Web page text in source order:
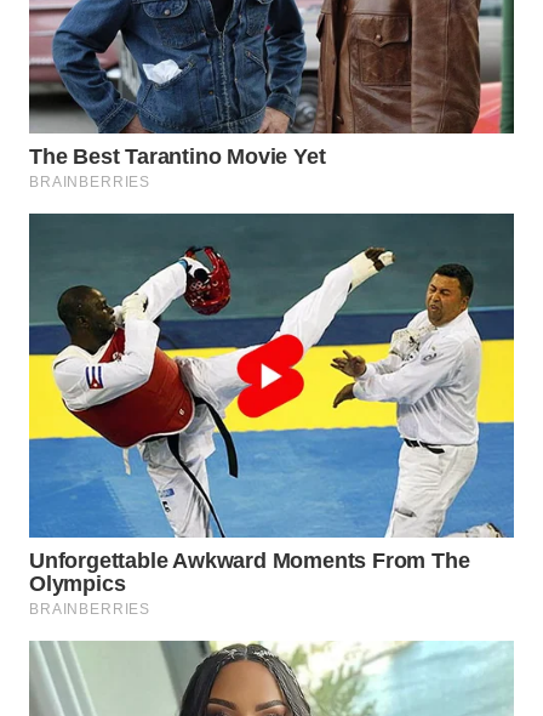
WN
NIAS
WN
LANGKAT
WN
TANJUNG
LESUNG
WN
SIMALUNGUN
WN
LABUHANBATU
WN